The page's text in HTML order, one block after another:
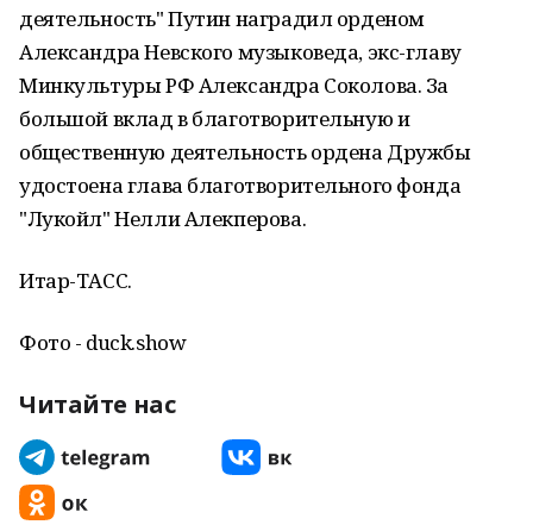
деятельность" Путин наградил орденом
Александра Невского музыковеда, экс-главу
Минкультуры РФ Александра Соколова. За
большой вклад в благотворительную и
общественную деятельность ордена Дружбы
удостоена глава благотворительного фонда
"Лукойл" Нелли Алекперова.
Итар-ТАСС.
Фото - duck.show
Читайте нас